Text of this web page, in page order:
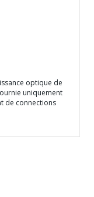
optique de
uniquement
de connections